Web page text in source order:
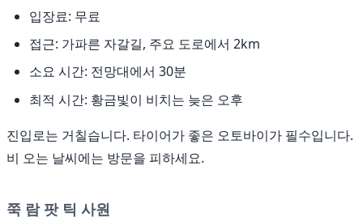
입장료: 무료
접근: 가파른 자갈길, 주요 도로에서 2km
소요 시간: 전망대에서 30분
최적 시간: 황금빛이 비치는 늦은 오후
진입로는 거칠습니다. 타이어가 좋은 오토바이가 필수입니다.
비 오는 날씨에는 방문을 피하세요.
쭉 람 팟 틱 사원